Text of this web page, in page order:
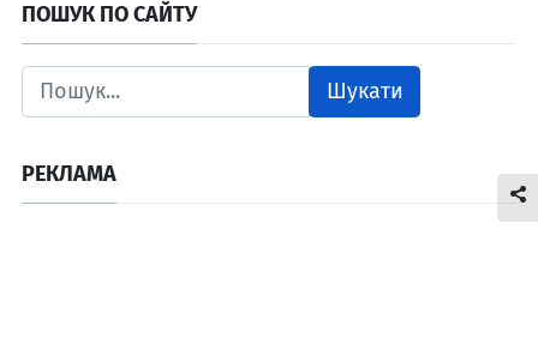
ПОШУК ПО САЙТУ
Шукати
РЕКЛАМА